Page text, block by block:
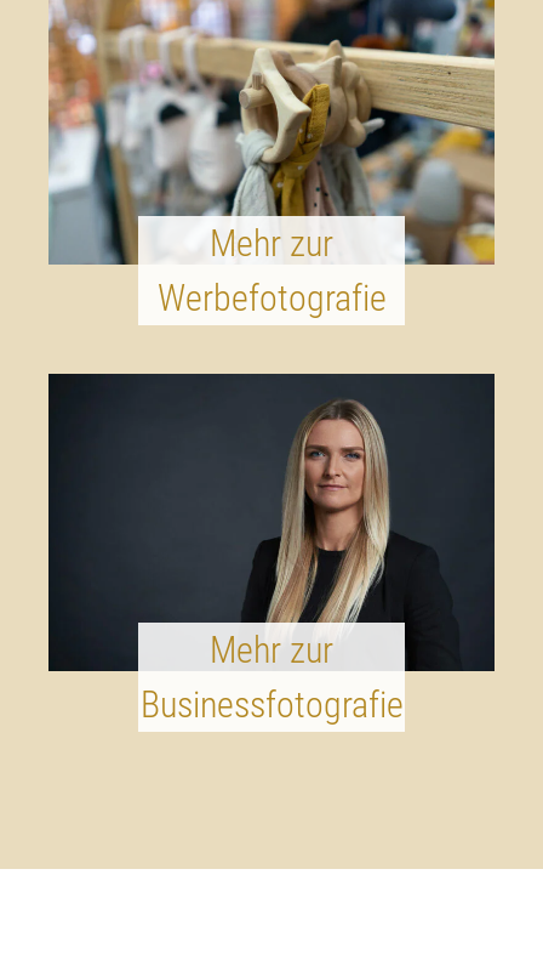
Mehr zur
Werbefotografie
Mehr zur
Businessfotografie